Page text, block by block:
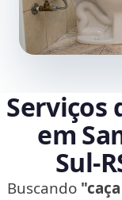
Serviços
em
Buscando